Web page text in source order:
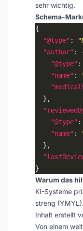
sehr wichtig.
Schema-
"@type" :
"author"
"@type" :
"name" :
"@type" :
"name" :
Warum das
KI-Systeme
streng
Inhalt erstellt
Von einem